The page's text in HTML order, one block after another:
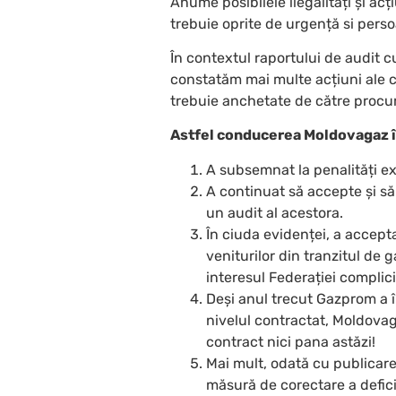
trebuie oprite de urgență si
În contextul raportului de audit
constatăm mai multe acțiuni ale
trebuie anchetate de către
Astfel conducerea Moldovagaz
A subsemnat la penalități
A continuat să accepte și
un audit al acestora.
În ciuda evidenței, a
veniturilor din tranzitul de
interesul Federației
Deși anul trecut Gazprom
nivelul contractat,
contract nici pana astăzi!
Mai mult, odată cu
măsură de corectare a